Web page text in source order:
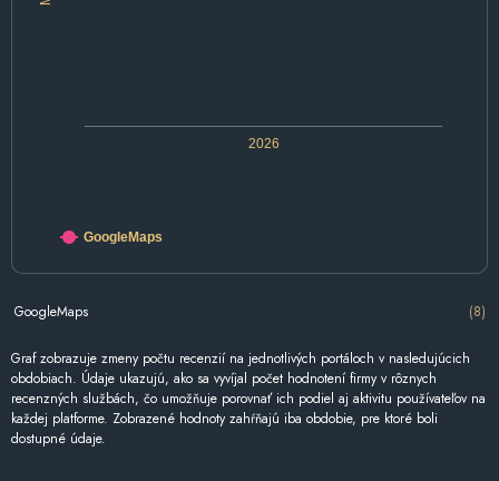
2026
GoogleMaps
GoogleMaps (8)
Graf zobrazuje zmeny počtu recenzií na jednotlivých portáloch v nasledujúcich
obdobiach. Údaje ukazujú, ako sa vyvíjal počet hodnotení firmy v rôznych
recenzných službách, čo umožňuje porovnať ich podiel aj aktivitu používateľov na
každej platforme. Zobrazené hodnoty zahŕňajú iba obdobie, pre ktoré boli
dostupné údaje.